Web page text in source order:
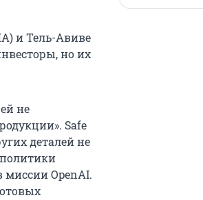
и Тель-Авиве
но их
не
Safe
деталей не
миссии OpenAI.